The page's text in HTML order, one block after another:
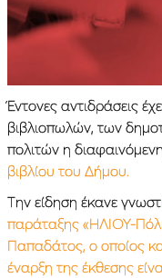
Έντονες αντιδράσεις
βιβλιοπωλών, των
πολιτών η
βιβλίου του Δήμου.
Την είδηση έκανε
παράταξης «ΗΛΙΟΥ-
Παπαδάτος, ο οποίος
έναρξη της έκθεσης